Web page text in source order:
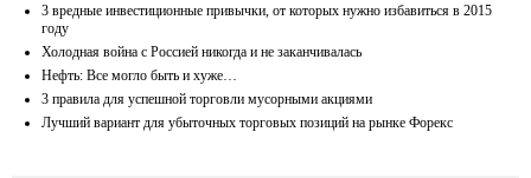
3 вредные инвестиционные привычки, от которых нужно избавиться в 2015
году
Холодная война с Россией никогда и не заканчивалась
Нефть: Все могло быть и хуже…
3 правила для успешной торговли мусорными акциями
Лучший вариант для убыточных торговых позиций на рынке Форекс